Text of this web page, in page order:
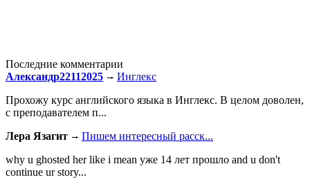
Последние комментарии
Александр22112025
Инглекс
Прохожу курс английского языка в Инглекс. В целом доволен,
с преподавателем п...
Лера Язагит
Пишем интересный расск...
why u ghosted her like i mean уже 14 лет прошло and u don't
continue ur story...